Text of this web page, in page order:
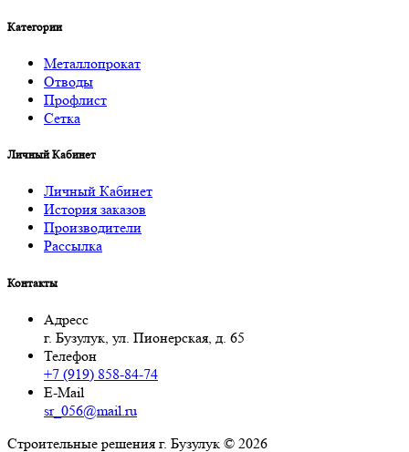
Категории
Металлопрокат
Отводы
Профлист
Сетка
Личный Кабинет
Личный Кабинет
История заказов
Производители
Рассылка
Контакты
Адресс
г. Бузулук, ул. Пионерская, д. 65
Телефон
+7 (919) 858-84-74
E-Mail
sr_056@mail.ru
Строительные решения г. Бузулук © 2026